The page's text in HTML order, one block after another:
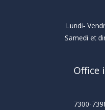
Lundi-
Samedi et
Office
7300-